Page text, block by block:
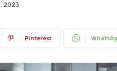
2023
Pinterest